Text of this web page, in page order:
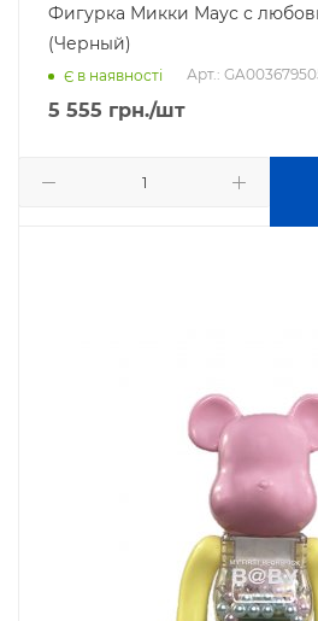
Фигурка Микки Маус с
(Черный)
Є в наявності Арт.:
5 555 грн./шт